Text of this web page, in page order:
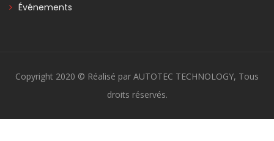
Événements
Copyright 2020 © Réalisé par AUTOTEC TECHNOLOGY, Tous
droits réservés.